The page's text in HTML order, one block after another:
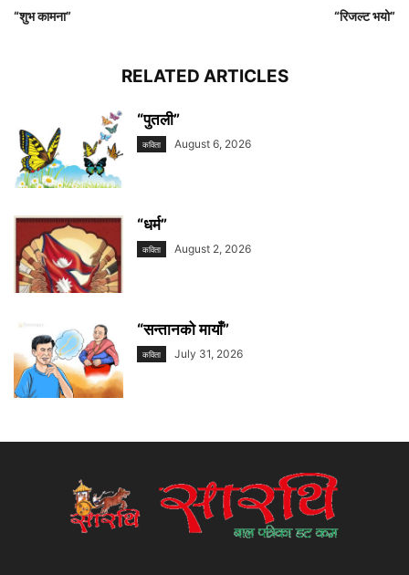
“शुभ कामना” “रिजल्ट भयो”
RELATED ARTICLES
“पुतली”
कविता August 6, 2026
“धर्म”
कविता August 2, 2026
“सन्तानको मायाँ”
कविता July 31, 2026